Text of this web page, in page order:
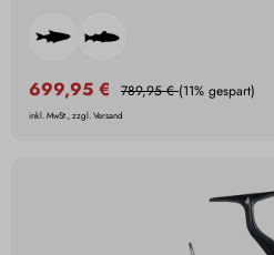
699,95 € 789,95 €(11% gespart)
inkl. MwSt., zzgl. Versand